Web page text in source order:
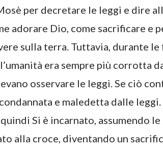
per decretare le leggi e dire
adorare Dio, come sacrificare e
sulla terra. Tuttavia, durante le
era sempre più corrotta
osservare le leggi. Se ciò
e maledetta dalle leggi.
Si è incarnato, assumendo le
alla croce, diventando un